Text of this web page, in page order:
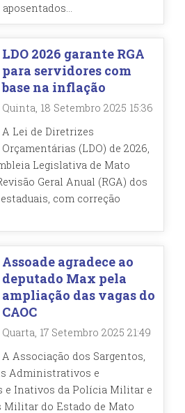
LDO 2026 garante RGA
para servidores com
base na inflação
Quinta, 18 Setembro 2025 15:36
A Lei de Diretrizes
Orçamentárias (LDO) de 2026,
Legislativa de Mato
Geral Anual (RGA) dos
com correção
Assoade agradece ao
deputado Max pela
ampliação das vagas do
CAOC
Quarta, 17 Setembro 2025 21:49
A Associação dos Sargentos,
Administrativos e
e Inativos da Polícia Militar e
Militar do Estado de Mato